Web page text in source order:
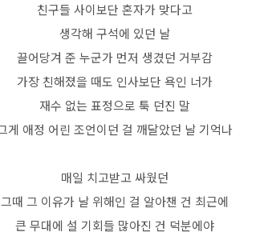
친구들 사이보단 혼자가 맞다고
생각해 구석에 있던 날
끌어당겨 준 누군가 먼저 생겼던 거부감
가장 친해졌을 때도 인사보단 욕인 너가
재수 없는 표정으로 툭 던진 말
게 애정 어린 조언이던 걸 깨달았던 날 기억나
매일 치고받고 싸웠던
그때 그 이유가 날 위해인 걸 알아챈 건 최근에
큰 무대에 설 기회들 많아진 건 덕분에야